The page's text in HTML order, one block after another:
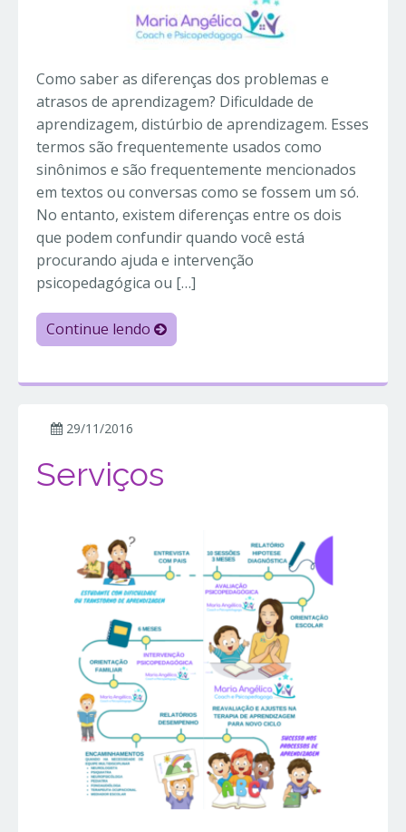
Como saber as diferenças dos problemas e
atrasos de aprendizagem? Dificuldade de
aprendizagem, distúrbio de aprendizagem. Esses
termos são frequentemente usados ​​como
sinônimos e são frequentemente mencionados
em textos ou conversas como se fossem um só.
No entanto, existem diferenças entre os dois
que podem confundir quando você está
procurando ajuda e intervenção
psicopedagógica ou […]
Continue lendo
29/11/2016
Serviços